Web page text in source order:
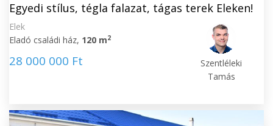
Egyedi stílus, tégla falazat, tágas terek Eleken!
Elek
Eladó családi ház, 120 m2
28 000 000 Ft
Szentléleki
Tamás